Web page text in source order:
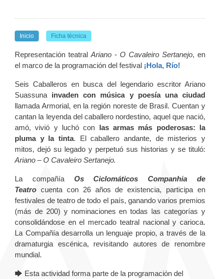
Inicio Ficha técnica
Representación teatral Ariano - O Cavaleiro Sertanejo, en
el marco de la programación del festival ¡Hola, Río!
Seis Caballeros en busca del legendario escritor Ariano
Suassuna invaden con música y poesía una ciudad
llamada Armorial, en la región noreste de Brasil. Cuentan y
cantan la leyenda del caballero nordestino, aquel que nació,
amó, vivió y luchó con las armas más poderosas: la
pluma y la tinta. El caballero andante, de misterios y
mitos, dejó su legado y perpetuó sus historias y se tituló:
Ariano – O Cavaleiro Sertanejo.
La compañía Os Ciclomáticos Companhia de
Teatro cuenta con 26 años de existencia, participa en
festivales de teatro de todo el país, ganando varios premios
(más de 200) y nominaciones en todas las categorías y
consolidándose en el mercado teatral nacional y carioca.
La Compañía desarrolla un lenguaje propio, a través de la
dramaturgia escénica, revisitando autores de renombre
mundial.
🡆 Esta actividad forma parte de la programación del